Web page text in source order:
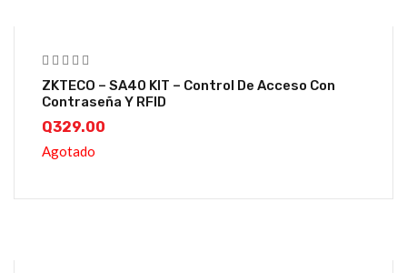
ZKTECO – SA40 KIT – Control De Acceso Con
Contraseña Y RFID
Q329.00
Agotado